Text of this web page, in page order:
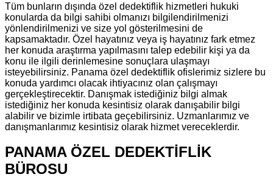
Tüm bunların dışında özel dedektiflik hizmetleri hukuki
konularda da bilgi sahibi olmanızı bilgilendirilmenizi
yönlendirilmenizi ve size yol gösterilmesini de
kapsamaktadır. Özel hayatınız veya iş hayatınız fark etmez
her konuda araştırma yapılmasını talep edebilir kişi ya da
konu ile ilgili derinlemesine sonuçlara ulaşmayı
isteyebilirsiniz. Panama özel dedektiflik ofislerimiz sizlere bu
konuda yardımcı olacak ihtiyacınız olan çalışmayı
gerçekleştirecektir. Danışmak istediğiniz bilgi almak
istediğiniz her konuda kesintisiz olarak danışabilir bilgi
alabilir ve bizimle irtibata geçebilirsiniz. Uzmanlarımız ve
danışmanlarımız kesintisiz olarak hizmet vereceklerdir.
PANAMA ÖZEL DEDEKTİFLİK
BÜROSU